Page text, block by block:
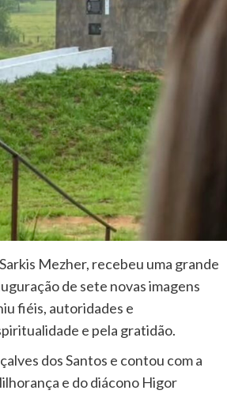
Mezher, recebeu uma grande
de sete novas imagens
fiéis, autoridades e
e pela gratidão.
dos Santos e contou com a
e do diácono Higor